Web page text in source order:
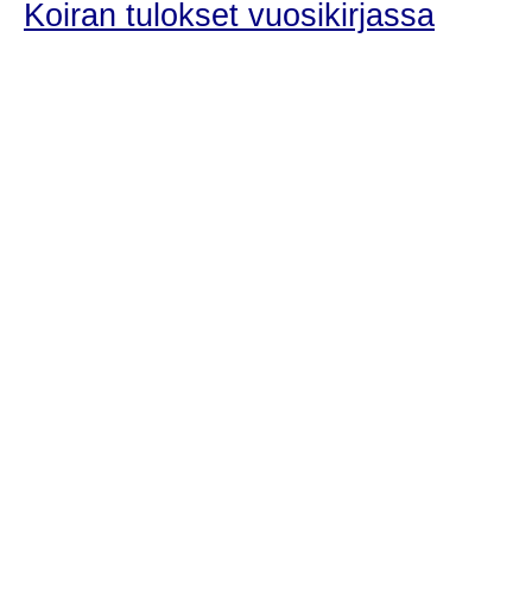
Koiran tulokset vuosikirjassa